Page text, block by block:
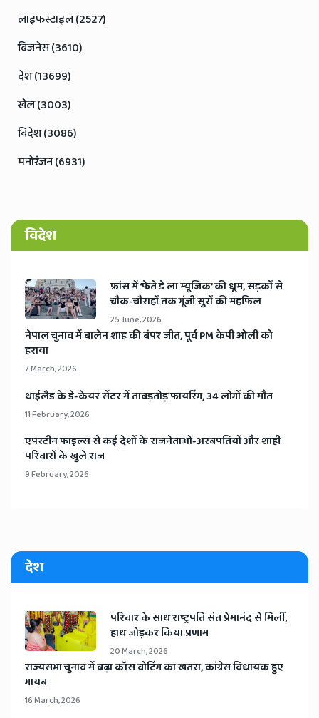
लाइफस्टाइल (2527)
बिजनेस (3610)
देश (13699)
खेल (3003)
विदेश (3086)
मनोरंजन (6931)
विदेश
​फ्रांस में ‘फेते डे ला म्यूजिक’ की धूम, सड़कों से
चौक-चौराहों तक गूंजी सुरों की महफिल
25 June, 2026
​नेपाल चुनाव में बालेन शाह की बंपर जीत, पूर्व PM केपी ओली को
हराया
7 March, 2026
​थाईलैड के डे-केयर सेंटर में ताबड़तोड़ फायरिंग, 34 लोगों की मौत
11 February, 2026
​एपस्टीन फाइल्स से कई देशों के राजनेताओं-अरबपतियों और शाही
परिवारों के खुले राज
9 February, 2026
देश
​परिवार के साथ राष्ट्रपति संत प्रेमानंद से मिलीं,
हाथ जोड़कर किया प्रणाम
20 March, 2026
​राज्यसभा चुनाव में बढ़ा क्रॉस वोटिंग का खतरा, कांग्रेस विधायक हुए
गायब
16 March, 2026